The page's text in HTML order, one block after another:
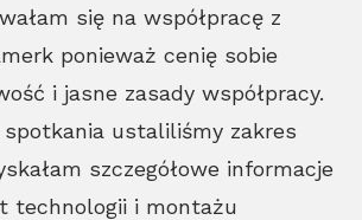
się na współpracę z
ponieważ cenię sobie
i jasne zasady współpracy.
spotkania ustaliliśmy zakres
szczegółowe informacje
technologii i montażu